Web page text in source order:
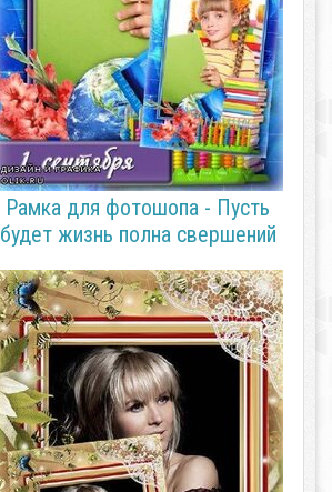
Рамка для фотошопа - Пусть
будет жизнь полна свершений